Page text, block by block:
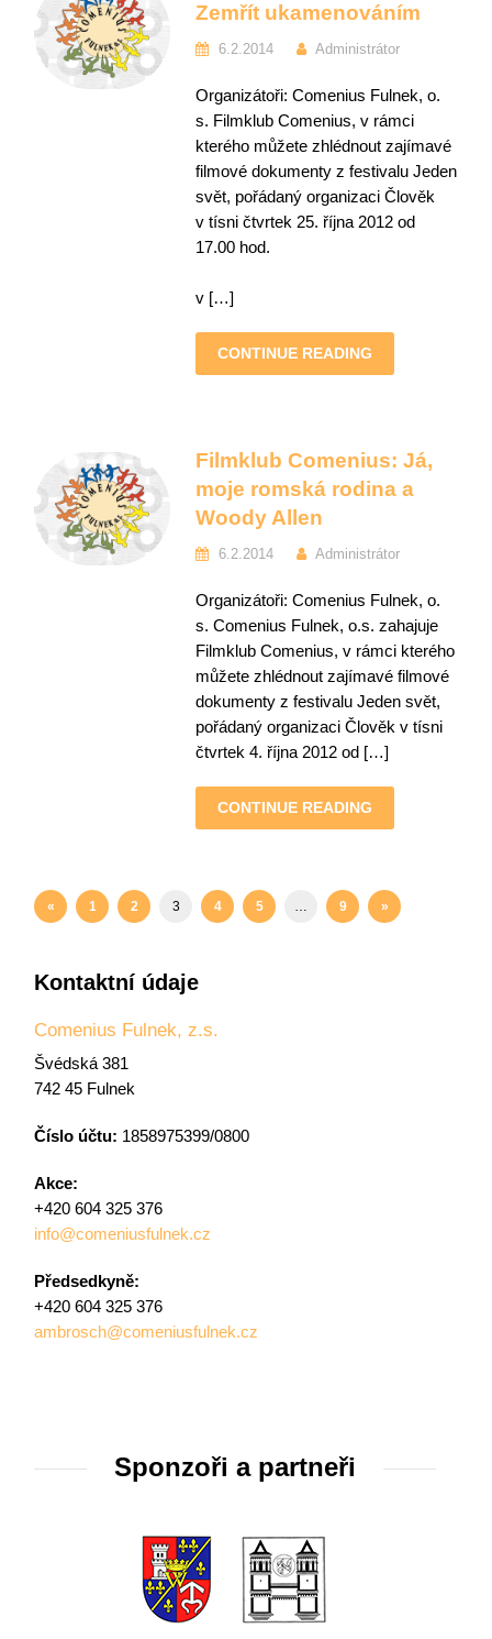
Zemřít ukamenováním
6.2.2014 Administrátor
Organizátoři: Comenius Fulnek, o.
s. Filmklub Comenius, v rámci
kterého můžete zhlédnout zajímavé
filmové dokumenty z festivalu Jeden
svět, pořádaný organizaci Člověk
v tísni čtvrtek 25. října 2012 od
17.00 hod.
v […]
CONTINUE READING
Filmklub Comenius: Já,
moje romská rodina a
Woody Allen
6.2.2014 Administrátor
Organizátoři: Comenius Fulnek, o.
s. Comenius Fulnek, o.s. zahajuje
Filmklub Comenius, v rámci kterého
můžete zhlédnout zajímavé filmové
dokumenty z festivalu Jeden svět,
pořádaný organizaci Člověk v tísni
čtvrtek 4. října 2012 od […]
CONTINUE READING
« 1 2 3 4 5 … 9 »
Kontaktní údaje
Comenius Fulnek, z.s.
Švédská 381
742 45 Fulnek
Číslo účtu: 1858975399/0800
Akce:
+420 604 325 376
info@comeniusfulnek.cz
Předsedkyně:
+420 604 325 376
ambrosch@comeniusfulnek.cz
Sponzoři a partneři